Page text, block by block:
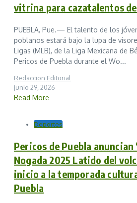
vitrina para cazatalentos
PUEBLA, Pue.— El talento de los
poblanos estará bajo la lupa de
Ligas (MLB), de la Liga Mexicana de
Pericos de Puebla durante el Wo...
Redaccion Editorial
junio 29, 2026
Read More
Deportes
Pericos de Puebla anuncian
Nogada 2025 Latido del
inicio a la temporada
Puebla